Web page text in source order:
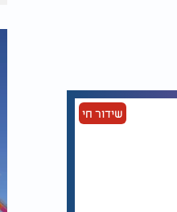
שידור חי